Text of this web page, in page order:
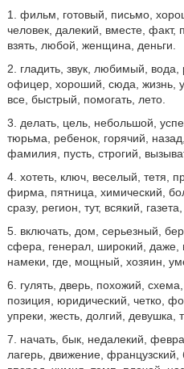
1. фильм, готовый, письмо,
человек, далекий, вместе, факт,
взять, любой, женщина, деньги.
2. гладить, звук, любимый,
офицер, хороший, сюда, жизнь,
все, быстрый, помогать, лето.
3. делать, цель, небольшой,
тюрьма, ребенок, горячий,
фамилия, пусть, строгий,
4. хотеть, ключ, веселый, тетя,
фирма, пятница, химический,
сразу, регион, тут, всякий, газета,
5. включать, дом, серьезный,
сфера, генерал, широкий, даже,
намеки, где, мощный, хозяин,
6. гулять, дверь, похожий,
позиция, юридический, четко,
упреки, жесть, долгий, девушка,
7. начать, бык, недалекий,
лагерь, движение, французский,